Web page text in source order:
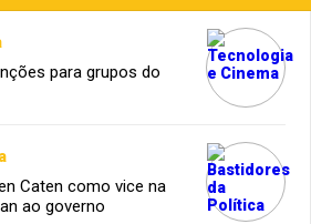
para grupos do
Caten como vice na
ao governo